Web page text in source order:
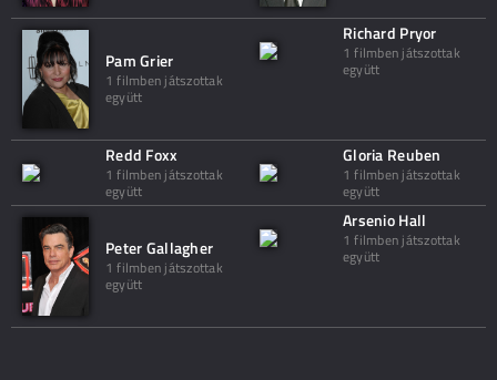
Pam Grier
1 filmben játszottak
együtt
Richard Pryor
1 filmben játszottak
együtt
Redd Foxx
1 filmben játszottak
együtt
Gloria Reuben
1 filmben játszottak
együtt
Peter Gallagher
1 filmben játszottak
együtt
Arsenio Hall
1 filmben játszottak
együtt